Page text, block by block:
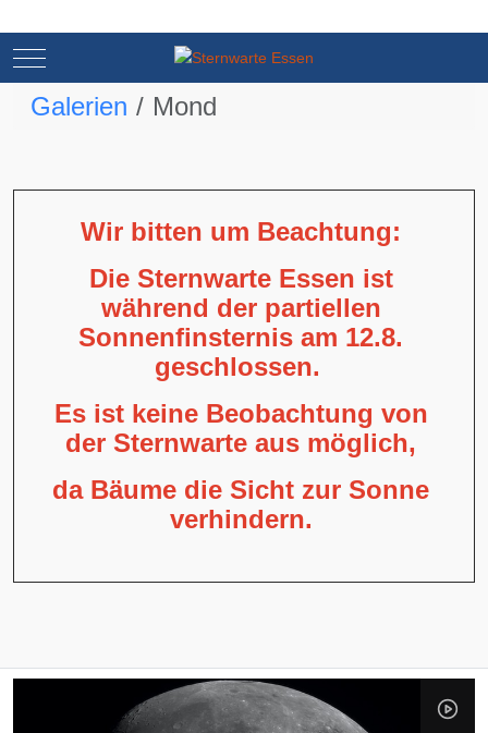
Mobile Menu Toggle
Galerien Mond
Wir bitten um Beachtung:
Die Sternwarte Essen ist
während der partiellen
Sonnenfinsternis am 12.8.
geschlossen.
Es ist keine Beobachtung von
der Sternwarte aus möglich,
da Bäume die Sicht zur Sonne
verhindern.